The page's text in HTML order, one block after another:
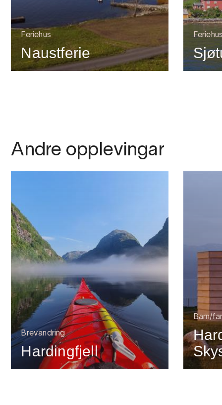
Feriehus
Naustferie
Andre opplevingar
Brevandring
Hardingfjell
Barn/